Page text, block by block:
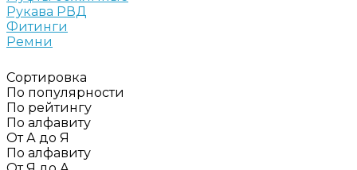
Рукава РВД
Фитинги
Ремни
Сортировка
По популярности
По рейтингу
По алфавиту
От А до Я
По алфавиту